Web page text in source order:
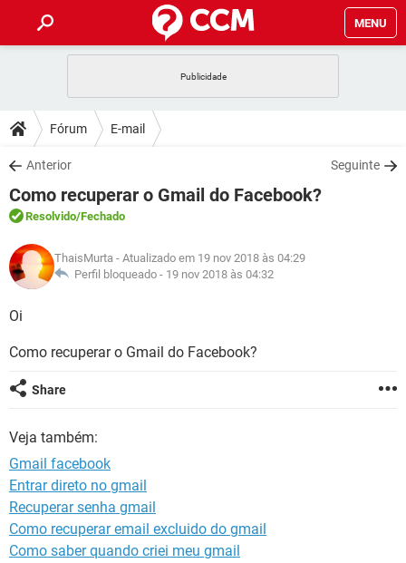
MENU
CELULAR
OUTLOOK
INSTAGRAM GMAIL
GUIA DE COMPRAS
DICAS
JOGOS
OUTLOOK
INSTAGRAM
GUIA DE COMPRAS
DOWNLOADS
JOGOS WHATSAPP
CELULAR
OUTLOOK EXCEL
INSTAGRAM
GUIA DE COMPRAS
FÓRUM
JOGOS
CELULAR FACEBOOK
GLOSSÁRIO
JOGOS
CELULAR
OUTLOOK EXCEL
INSTAGRAM
Fórum E-mail
Anterior Seguinte
Como recuperar o Gmail do Facebook?
Resolvido/Fechado
ThaisMurta - Atualizado em 19 nov 2018 às 04:29
Perfil bloqueado - 19 nov 2018 às 04:32
Oi
Como recuperar o Gmail do Facebook?
Share
Veja também:
Gmail facebook
Entrar direto no gmail
Recuperar senha gmail
Como recuperar email excluido do gmail
Como saber quando criei meu gmail